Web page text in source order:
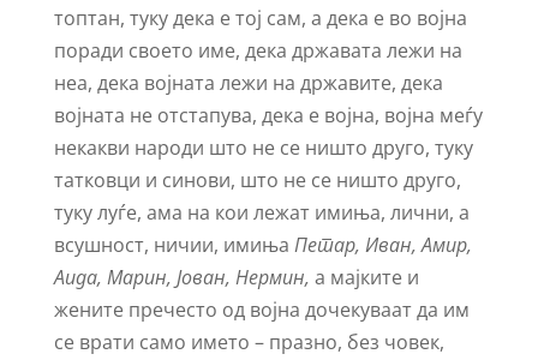
топтан, туку дека е тој сам, а дека е во војна
поради своето име, дека државата лежи на
неа, дека војната лежи на државите, дека
војната не отстапува, дека е војна, војна меѓу
некакви народи што не се ништо друго, туку
татковци и синови, што не се ништо друго,
туку луѓе, ама на кои лежат имиња, лични, а
всушност, ничии, имиња Петар, Иван, Амир,
Аида, Марин, Јован, Нермин, а мајките и
жените пречесто од војна дочекуваат да им
се врати само името – празно, без човек,